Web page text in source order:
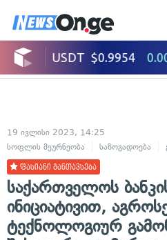
19 ივლისი 2023, 14:25
სოფლის მეურნეობა
საზოგადოება
ფასიანი განთავსება
საქართველოს
ინიციატივით,
ტექნოლოგიურ